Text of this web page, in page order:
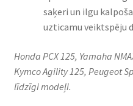
saķeri un ilgu
uzticamu veiktspēju
Honda PCX 125, Yamaha
Kymco Agility 125, Peugeot
līdzīgi modeļi.